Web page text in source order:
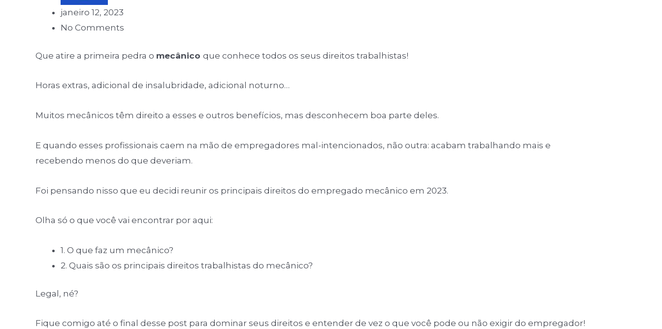
janeiro 12, 2023
No Comments
Que atire a primeira pedra o mecânico que conhece todos os seus direitos trabalhistas!
Horas extras, adicional de insalubridade, adicional noturno…
Muitos mecânicos têm direito a esses e outros benefícios, mas desconhecem boa parte deles.
E quando esses profissionais caem na mão de empregadores mal-intencionados, não outra: acabam trabalhando mais e
recebendo menos do que deveriam.
Foi pensando nisso que eu decidi reunir os principais direitos do empregado mecânico em 2023.
Olha só o que você vai encontrar por aqui:
1. O que faz um mecânico?
2. Quais são os principais direitos trabalhistas do mecânico?
Legal, né?
Fique comigo até o final desse post para dominar seus direitos e entender de vez o que você pode ou não exigir do empregador!